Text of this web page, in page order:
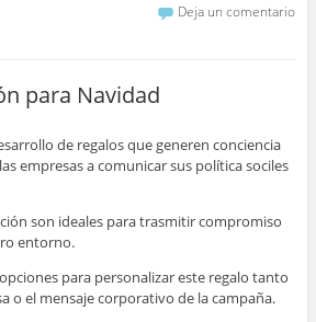
Deja un comentario
para Navidad
de regalos que generen conciencia
empresas a comunicar sus política sociles
son ideales para trasmitir compromiso
entorno.
para personalizar este regalo tanto
o el mensaje corporativo de la campaña.